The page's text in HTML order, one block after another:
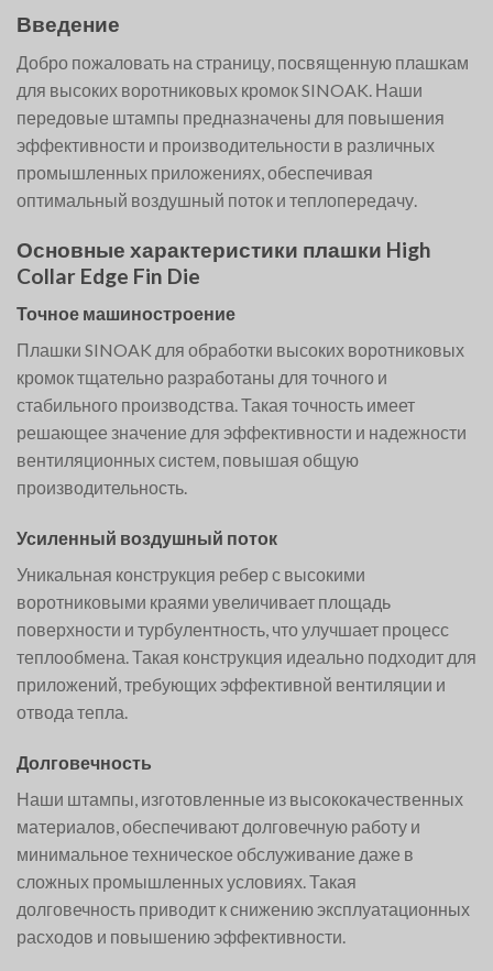
Введение
Добро пожаловать на страницу, посвященную плашкам
для высоких воротниковых кромок SINOAK. Наши
передовые штампы предназначены для повышения
эффективности и производительности в различных
промышленных приложениях, обеспечивая
оптимальный воздушный поток и теплопередачу.
Основные характеристики плашки High
Collar Edge Fin Die
Точное машиностроение
Плашки SINOAK для обработки высоких воротниковых
кромок тщательно разработаны для точного и
стабильного производства. Такая точность имеет
решающее значение для эффективности и надежности
вентиляционных систем, повышая общую
производительность.
Усиленный воздушный поток
Уникальная конструкция ребер с высокими
воротниковыми краями увеличивает площадь
поверхности и турбулентность, что улучшает процесс
теплообмена. Такая конструкция идеально подходит для
приложений, требующих эффективной вентиляции и
отвода тепла.
Долговечность
Наши штампы, изготовленные из высококачественных
материалов, обеспечивают долговечную работу и
минимальное техническое обслуживание даже в
сложных промышленных условиях. Такая
долговечность приводит к снижению эксплуатационных
расходов и повышению эффективности.